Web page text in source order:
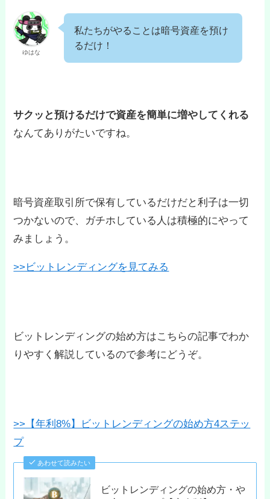
ゆはな
私たちがやることは暗号資産を預け
るだけ！
サクッと預けるだけで資産を簡単に増やしてくれる
なんてありがたいですね。
暗号資産取引所で保有しているだけだと利子は一切
つかないので、ガチホしている人は積極的にやって
みましょう。
>>ビットレンディングを見てみる
ビットレンディングの始め方はこちらの記事でわか
りやすく解説しているので参考にどうぞ。
>>【年利8%】ビットレンディングの始め方4ステッ
プ
あわせて読みたい
ビットレンディングの始め方・や